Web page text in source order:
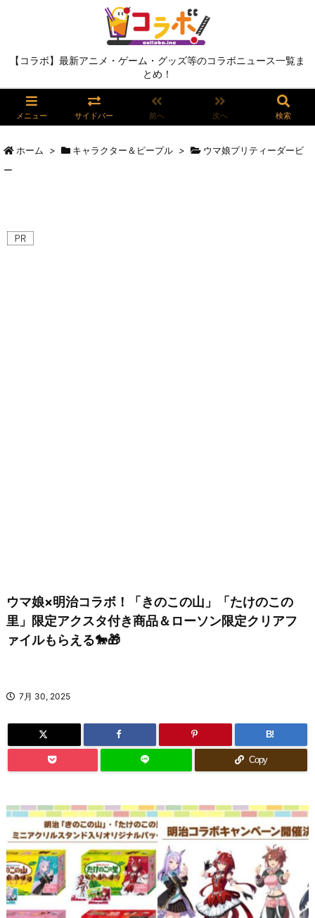
【コラボ】最新アニメ・ゲーム・グッズ等のコラボニュース一覧ま
とめ！
メニュー サイドバー 前へ 次へ 検索
ホーム > キャラクター＆ピープル >
ウマ娘プリティーダービ
ー
ウマ娘×明治コラボ！「きのこの山」「たけのこの
里」限定アクスタ付き商品＆ローソン限定クリアフ
ァイルもらえる🐎🎁
7月 30, 2025
B!
Copy